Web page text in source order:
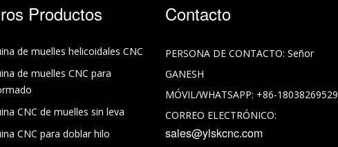
Productos
de muelles helicoidales CNC
de muelles CNC para
CNC de muelles sin leva
CNC para doblar hilo
Contacto
PERSONA DE CONTACTO: Señor
GANESH
MÓVIL/WHATSAPP: +86-18038269529
CORREO ELECTRÓNICO:
sales@ylskcnc.com